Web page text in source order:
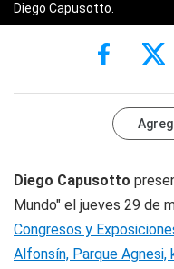
Diego Capusotto.
Diego Capusotto
Mundo" el jueves 29 de
Congresos y
Alfonsín, Parque